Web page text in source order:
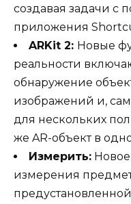
создавая задачи с
приложения
ARKit 2: Новые
реальности
обнаружение
изображений и,
для нескольких
же AR-объект в
Измерить:
измерения